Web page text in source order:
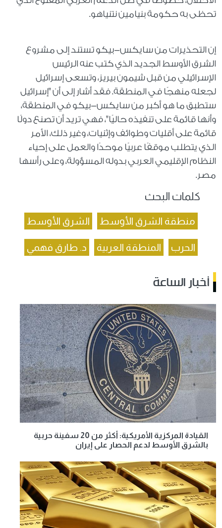
تحظى به حكومة بنيامين نتنياهو.
إن التحذيرات من سايكس-بيكو تستند إلى مشروع
الشرق الأوسط الجديد الذي كتب عنه الرئيس
الإسرائيلي من قبل شيمون بيريز، وتسعى إسرائيل
لجعله منهجًا في المنطقة. فقد أشار إلى أن "إسرائيل
ستطبق ما هو أكبر من سايكس-بيكو في المنطقة،
وأنها قائمة على تنفيذه حاليًا"، فهي تريد أن تصنع دولًا
قائمة على أقليات وطوائف وإثنيات، وغير ذلك، الأمر
الذي يتطلب موقفًا عربيًا موحدًا والعمل على إحياء
النظام الإقليمي العربي بدوله المسؤولة، وعلى رأسها
مصر.
كلمات البحث
منطقة الشرق الأوسط الشرق الأوسط
الحرب المنطقة العربية د. طارق فهمي
أخبار الساعة
القيادة المركزية الأمريكية: أكثر من 20 سفينة حربية
بالشرق الأوسط لدعم الحصار على إيران